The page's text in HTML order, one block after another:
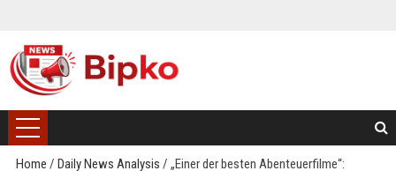
Home / Daily News Analysis / „Einer der besten Abenteuerfilme“: